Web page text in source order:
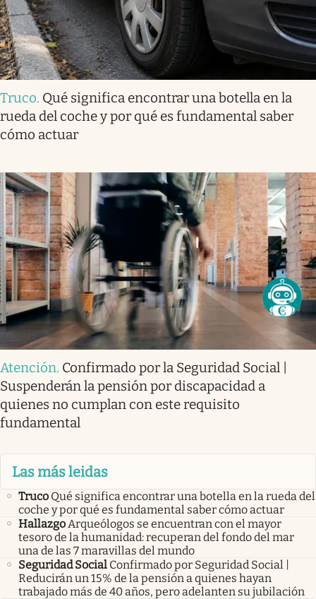
Truco. Qué significa encontrar una botella en la
rueda del coche y por qué es fundamental saber
cómo actuar
Atención. Confirmado por la Seguridad Social |
Suspenderán la pensión por discapacidad a
quienes no cumplan con este requisito
fundamental
Las más leidas
Truco Qué significa encontrar una botella en la rueda del
coche y por qué es fundamental saber cómo actuar
HallazgoArqueólogos se encuentran con el mayor
tesoro de la humanidad: recuperan del fondo del mar
una de las 7 maravillas del mundo
Seguridad Social Confirmado por Seguridad Social |
Reducirán un 15% de la pensión a quienes hayan
trabajado más de 40 años, pero adelanten su jubilación